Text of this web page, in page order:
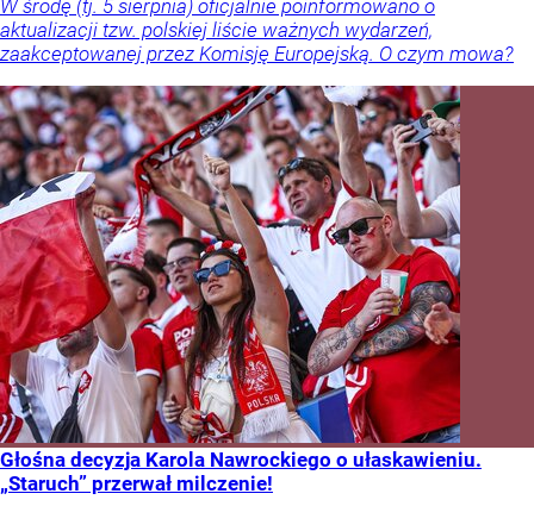
W środę (tj. 5 sierpnia) oficjalnie poinformowano o
aktualizacji tzw. polskiej liście ważnych wydarzeń,
zaakceptowanej przez Komisję Europejską. O czym mowa?
Głośna decyzja Karola Nawrockiego o ułaskawieniu.
„Staruch” przerwał milczenie!